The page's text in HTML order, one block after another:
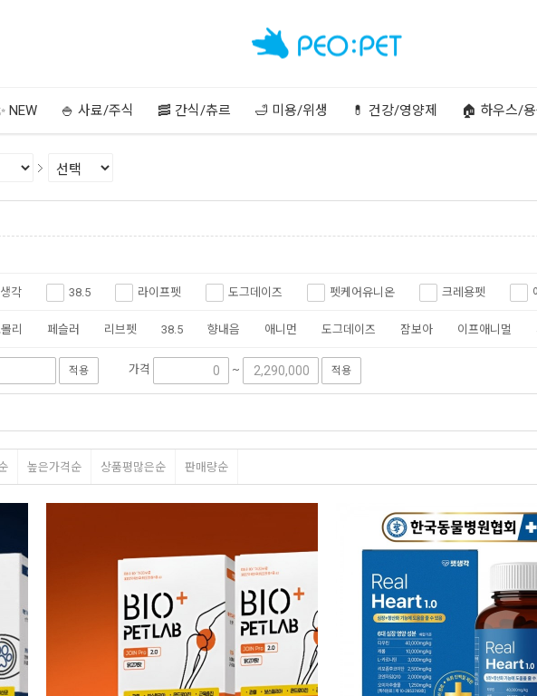
NEW 🍚 사료/주식 🥓 간식/츄르 🛁 미용/위생 💊 건강/영양제 🏠 하우스/
각 38.5 라이프펫 도그데이즈 펫케어유니온 크레용펫
브 프랩 멍이장군 코코몰리 이프애니멀 시너빅 핏펫
보양멍냥 퍼피아울렛 페슬러
리 페슬러 리브펫 38.5 향내음 애니먼 도그데이즈 잠보아 이프애니멀
보양멍냥 핏펫 바른멍쿡 트러스티푸드
윤펫 벤더사
적용 가격 ~ 적용
높은가격순 상품평많은순 판매량순